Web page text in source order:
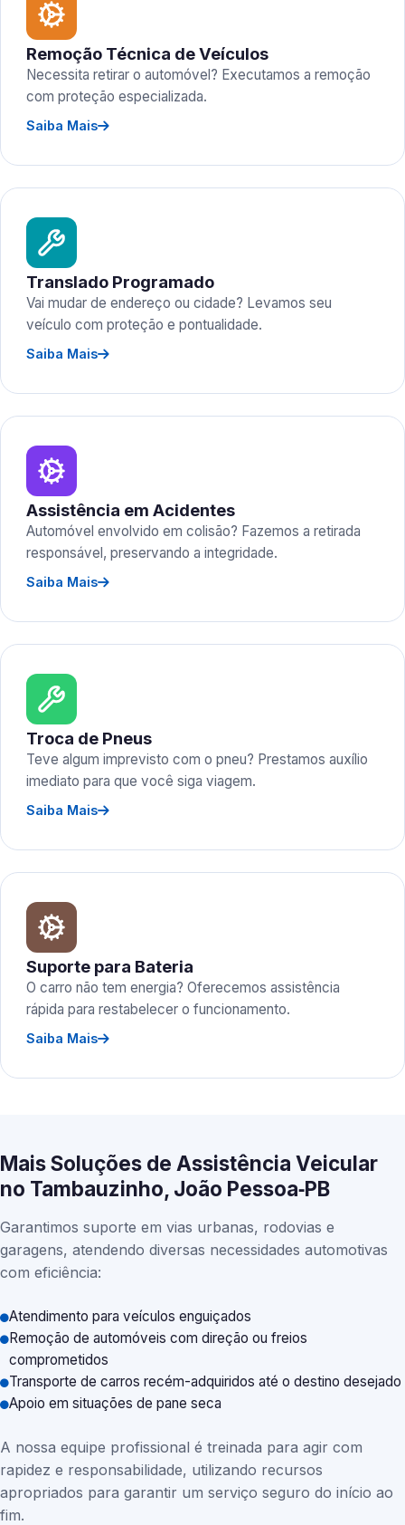
Remoção Técnica de Veículos
Necessita retirar o automóvel? Executamos a remoção
com proteção especializada.
Saiba Mais
Translado Programado
Vai mudar de endereço ou cidade? Levamos seu
veículo com proteção e pontualidade.
Saiba Mais
Assistência em Acidentes
Automóvel envolvido em colisão? Fazemos a retirada
responsável, preservando a integridade.
Saiba Mais
Troca de Pneus
Teve algum imprevisto com o pneu? Prestamos auxílio
imediato para que você siga viagem.
Saiba Mais
Suporte para Bateria
O carro não tem energia? Oferecemos assistência
rápida para restabelecer o funcionamento.
Saiba Mais
Mais Soluções de Assistência Veicular
no Tambauzinho, João Pessoa‑PB
Garantimos suporte em vias urbanas, rodovias e
garagens, atendendo diversas necessidades automotivas
com eficiência:
Atendimento para veículos enguiçados
Remoção de automóveis com direção ou freios
comprometidos
Transporte de carros recém-adquiridos até o destino desejado
Apoio em situações de pane seca
A nossa equipe profissional é treinada para agir com
rapidez e responsabilidade, utilizando recursos
apropriados para garantir um serviço seguro do início ao
fim.